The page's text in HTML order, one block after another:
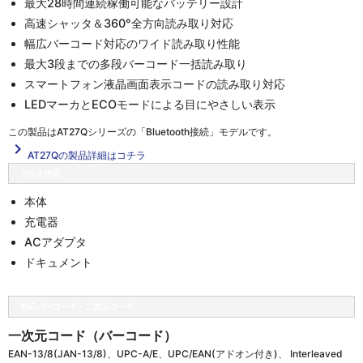
高速シャッタ＆360°全方向読み取り対応
幅広バーコード対応のワイド読み取り性能
最大3段までの多段バーコード一括読み取り
スマートフォン液晶画面表示コードの読み取り対応
LEDマーカとECOモードによる目にやさしい表示
この製品はAT27Qシリーズの「Bluetooth接続」 モデルです。
navigate_next AT27Qの製品詳細はコチラ
本体
充電器
ACアダプタ
ドキュメント
一次元コード（バーコード）
EAN-13/8(JAN-13/8)、UPC-A/E、UPC/EAN(アドオン付き)、 Interleaved